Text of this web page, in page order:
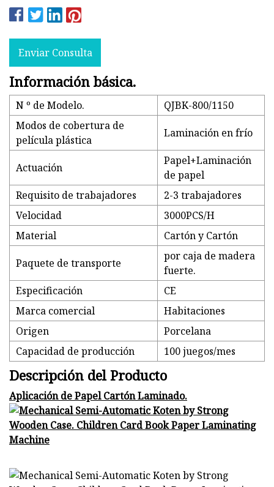
Enviar Consulta
Información básica.
N º de Modelo.
QJBK-800/1150
Modos de cobertura de
película plástica
Laminación en frío
Actuación
Papel+Laminación
de papel
Requisito de trabajadores
2-3 trabajadores
Velocidad
3000PCS/H
Material
Cartón y Cartón
Paquete de transporte
por caja de madera
fuerte.
Especificación
CE
Marca comercial
Habitaciones
Origen
Porcelana
Capacidad de producción
100 juegos/mes
Descripción del Producto
Aplicación de Papel Cartón Laminado.